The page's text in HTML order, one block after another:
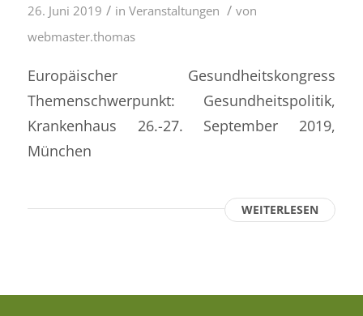
26. Juni 2019 / in Veranstaltungen / von
webmaster.thomas
Europäischer Gesundheitskongress
Themenschwerpunkt: Gesundheitspolitik,
Krankenhaus 26.-27. September 2019,
München
WEITERLESEN